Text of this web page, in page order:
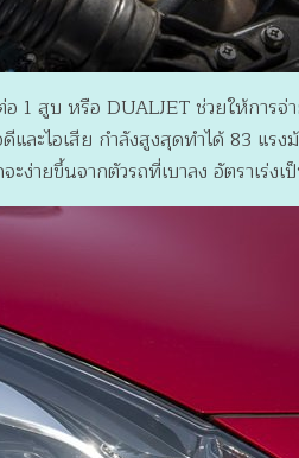
สูบ หรือ DUALJET ช่วยให้การจ่
ะไอเสีย กำลังสูงสุดทำได้ 83 แร
ายขึ้นจากตัวรถที่เบาลง อัตราเร่งเ